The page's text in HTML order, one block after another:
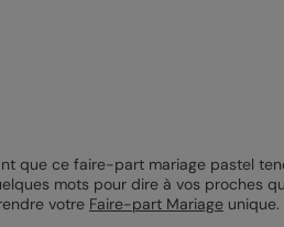
que ce faire-part mariage pastel
mots pour dire à vos proches
votre Faire-part Mariageunique.